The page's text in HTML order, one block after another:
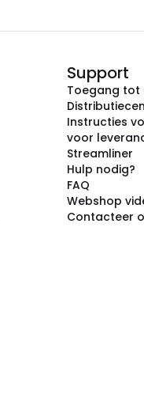
Support
Toegang tot
Instructies
voor
Streamliner
Hulp nodig?
FAQ
Webshop
Contacteer